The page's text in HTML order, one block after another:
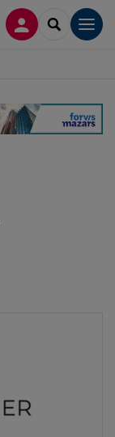
CONNEXION